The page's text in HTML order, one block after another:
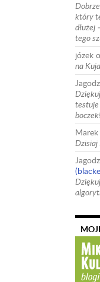
który
dłużej
tego
józek
na
testuje
Marek
Dzisiaj